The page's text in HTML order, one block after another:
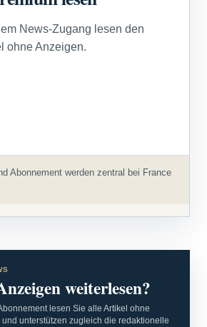
News-Zugang lesen den
ohne Anzeigen.
Abonnement werden zentral bei France
weiterlesen?
lesen Sie alle Artikel ohne
unterstützen zugleich die redaktionelle